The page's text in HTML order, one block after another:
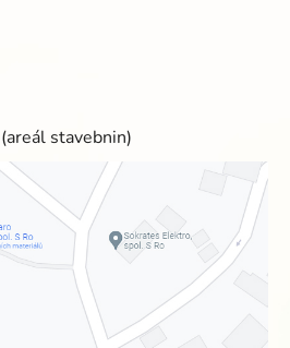
stavebnin)